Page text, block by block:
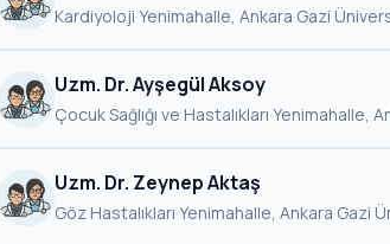
Kardiyoloji·Yenimahalle, Ankara·Gazi
Uzm. Dr. Ayşegül Aksoy
Çocuk Sağlığı ve Hastalıkları·Yenimahalle,
Uzm. Dr. Zeynep Aktaş
Göz Hastalıkları·Yenimahalle, Ankara·Gazi